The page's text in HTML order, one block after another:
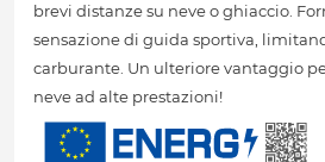
brevi distanze su neve o ghiaccio.
sensazione di guida sportiva,
carburante. Un ulteriore vantaggio
neve ad alte prestazioni!